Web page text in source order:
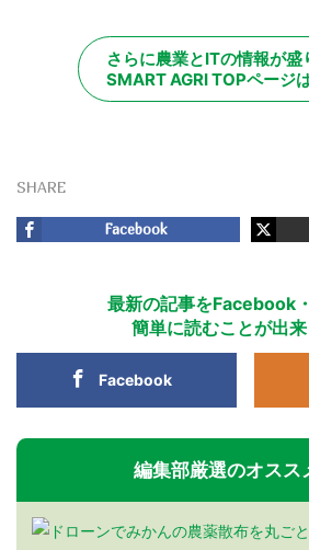
さらに農業とITの情報が盛
SMART AGRI TOPページ
SHARE
Facebook
最新の記事をFacebook
簡単に読むことが出来
Facebook
編集部厳選のオスス